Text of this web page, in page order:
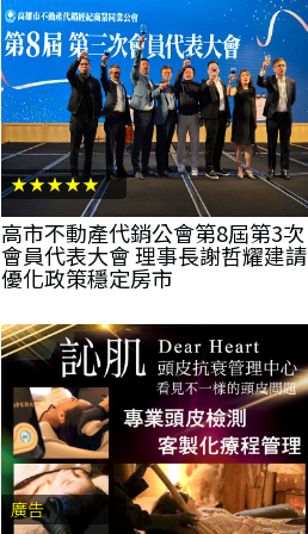
★★★★★
高市不動產代銷公會第8屆第3次
會員代表大會 理事長謝哲耀建請
優化政策穩定房市
廣告